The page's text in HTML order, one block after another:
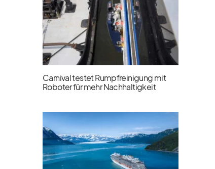
Carnival testet Rumpfreinigung mit
Roboter für mehr Nachhaltigkeit